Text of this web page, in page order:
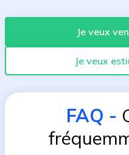
Je veux
Je veux
FAQ -